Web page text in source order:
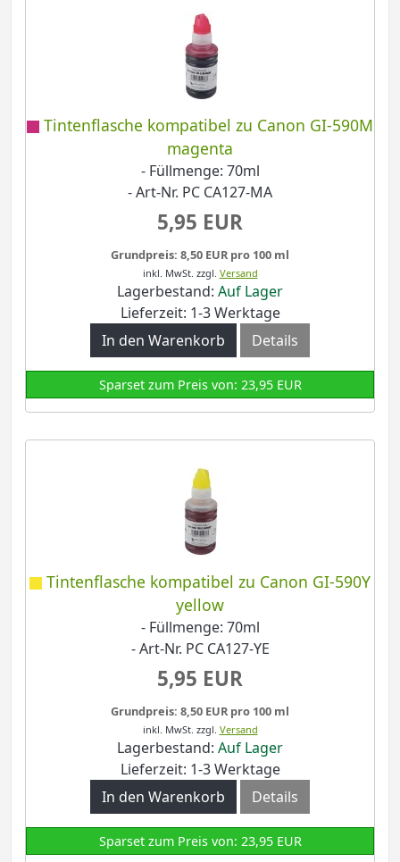
Tintenflasche kompatibel zu Canon GI-590M
magenta
- Füllmenge: 70ml
- Art-Nr. PC CA127-MA
5,95 EUR
Grundpreis: 8,50 EUR pro 100 ml
inkl. MwSt. zzgl. Versand
Lagerbestand: Auf Lager
Lieferzeit: 1-3 Werktage
In den Warenkorb
Details
Sparset zum Preis von: 23,95 EUR
Tintenflasche kompatibel zu Canon GI-590Y
yellow
- Füllmenge: 70ml
- Art-Nr. PC CA127-YE
5,95 EUR
Grundpreis: 8,50 EUR pro 100 ml
inkl. MwSt. zzgl. Versand
Lagerbestand: Auf Lager
Lieferzeit: 1-3 Werktage
In den Warenkorb
Details
Sparset zum Preis von: 23,95 EUR